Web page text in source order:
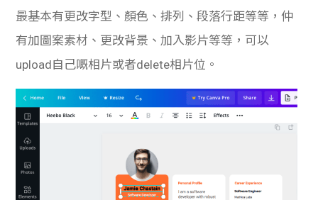
最基本有更改字型、顏色、排列、段落行距等等，仲
有加圖案素材、更改背景、加入影片等等，可以
upload自己嘅相片或者delete相片位。